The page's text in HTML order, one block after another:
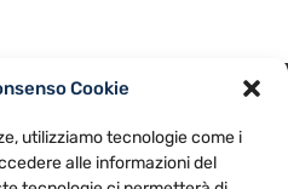
Cookie
utilizziamo tecnologie come i
alle informazioni del
PREFERENZE